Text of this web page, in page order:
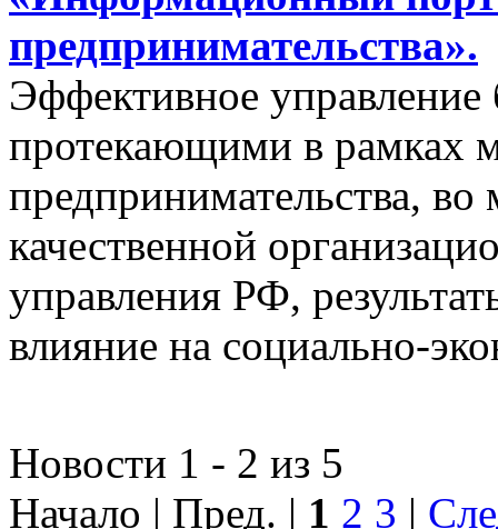
предпринимательства».
Эффективное управление
протекающими в рамках
предпринимательства,
качественной
управления РФ,
влияние на социально-
Новости 1 - 2 из 5
Начало | Пред. | 1 2 3 |